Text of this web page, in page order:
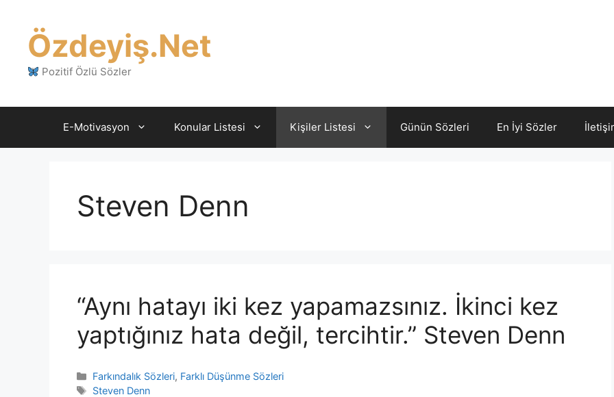
Özdeyiş.Net
Pozitif Özlü Sözler
E-Motivasyon Konular Listesi Kişiler Listesi Günün Sözleri En İyi Sözler
Steven Denn
“Aynı hatayı iki kez yapamazsınız. İkinci kez
yaptığınız hata değil, tercihtir.” Steven Denn
Kategoriler
Farkındalık Sözleri, Farklı Düşünme Sözleri
Etiketler
Steven Denn